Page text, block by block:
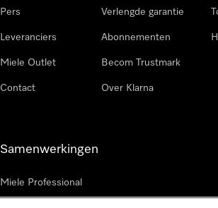
Pers
Leveranciers
Miele Outlet
Contact
Verlengde garantie
Abonnementen
Becom Trustmark
Over Klarna
Samenwerkingen
Miele Professional